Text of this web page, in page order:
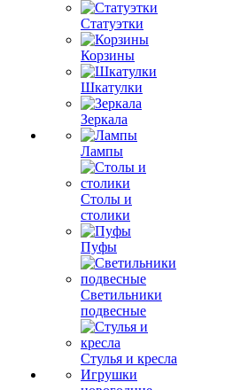
Статуэтки
Корзины
Шкатулки
Зеркала
Лампы
Столы и
столики
Пуфы
Светильники
подвесные
Стулья и кресла
Игрушки